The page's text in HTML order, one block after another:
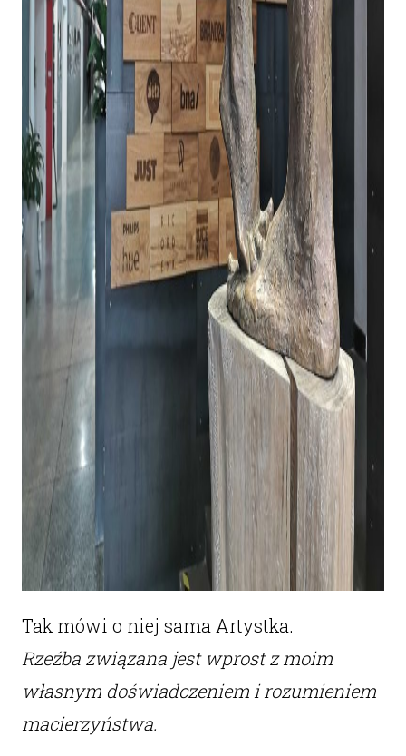
Tak mówi o niej sama Artystka.
Rzeźba związana jest wprost z moim
własnym doświadczeniem i rozumieniem
macierzyństwa.